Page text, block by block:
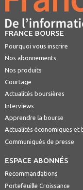
FRANCE BOURSE
Pourquoi vous inscrire
Nos abonnements
Nos produits
Courtage
Actualités boursières
Interviews
Apprendre la bourse
Actualités économiques et
Communiqués de presse
ESPACE ABONNÉS
Recommandations
Portefeuille Croissance